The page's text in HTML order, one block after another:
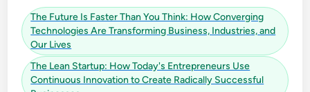
The Future Is Faster Than You Think: How Converging
Technologies Are Transforming Business, Industries, and
Our Lives
The Lean Startup: How Today's Entrepreneurs Use
Continuous Innovation to Create Radically Successful